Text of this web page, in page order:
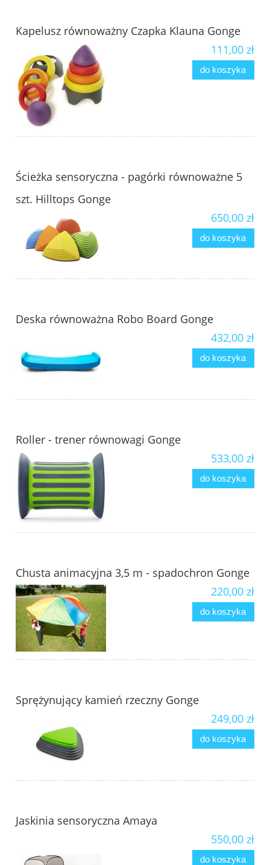
Kapelusz równoważny Czapka Klauna Gonge
111,00 zł
do koszyka
Ścieżka sensoryczna - pagórki równoważne 5
szt. Hilltops Gonge
650,00 zł
do koszyka
Deska równoważna Robo Board Gonge
432,00 zł
do koszyka
Roller - trener równowagi Gonge
533,00 zł
do koszyka
Chusta animacyjna 3,5 m - spadochron Gonge
220,00 zł
do koszyka
Sprężynujący kamień rzeczny Gonge
249,00 zł
do koszyka
Jaskinia sensoryczna Amaya
550,00 zł
do koszyka